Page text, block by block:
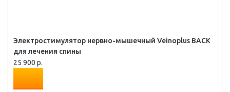
Электростимулятор нервно-мышечный Veinoplus BACK
для лечения спины
25 900 р.